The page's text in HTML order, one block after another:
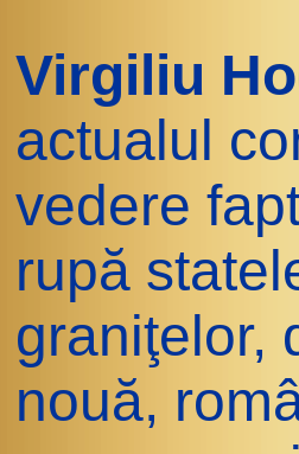
Virgiliu
actualul
vedere
rupă
graniţelor,
nouă,